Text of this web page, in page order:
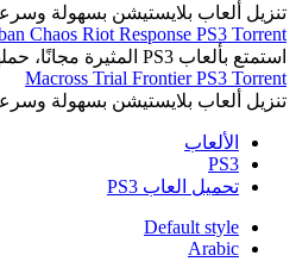
تنزيل ألعاب بلايستيشن بسهولة
Chaos Riot Response PS3 Torrent
استمتع بألعاب PS3 المثيرة مجانًا، حملها الآن بروابط مباشرة وسريعة.
Macross Trial Frontier PS3 Torrent
تنزيل ألعاب بلايستيشن بسهولة
الألعاب
PS3
تحميل العاب PS3
Default style
Arabic